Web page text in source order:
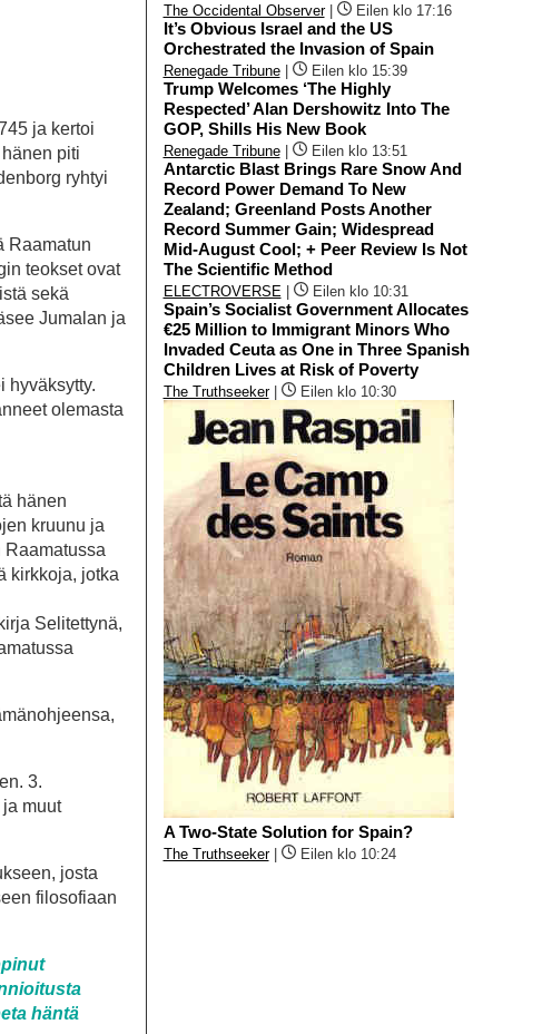
ja kertoi
piti
ryhtyi
Raamatun
teokset ovat
sekä
Jumalan ja
hyväksytty.
olemasta
hänen
kruunu ja
kirkkoja, jotka
Selitettynä,
3.
muut
josta
filosofiaan
häntä
The Occidental Observer| Eilen klo 17:16
It’s Obvious Israel and the US
Orchestrated the Invasion of Spain
Renegade Tribune| Eilen klo 15:39
Trump Welcomes ‘The Highly
Respected’ Alan Dershowitz Into The
GOP, Shills His New Book
Renegade Tribune| Eilen klo 13:51
Antarctic Blast Brings Rare Snow And
Record Power Demand To New
Zealand; Greenland Posts Another
Record Summer Gain; Widespread
Mid-August Cool; + Peer Review Is Not
The Scientific Method
ELECTROVERSE Eilen klo 10:31
Spain’s Socialist Government Allocates
€25 Million to Immigrant Minors Who
Invaded Ceuta as One in Three Spanish
Children Lives at Risk of Poverty
The Truthseeker| Eilen klo 10:30
A Two-State Solution for Spain?
The Truthseeker| Eilen klo 10:24